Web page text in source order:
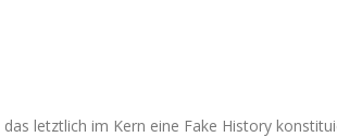
letztlich im Kern eine Fake History